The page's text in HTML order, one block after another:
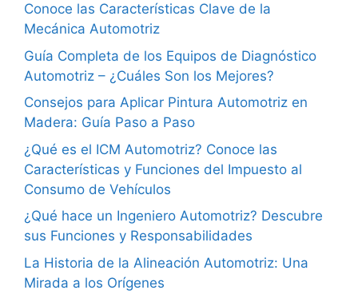
Conoce las Características Clave de la
Mecánica Automotriz
Guía Completa de los Equipos de Diagnóstico
Automotriz – ¿Cuáles Son los Mejores?
Consejos para Aplicar Pintura Automotriz en
Madera: Guía Paso a Paso
¿Qué es el ICM Automotriz? Conoce las
Características y Funciones del Impuesto al
Consumo de Vehículos
¿Qué hace un Ingeniero Automotriz? Descubre
sus Funciones y Responsabilidades
La Historia de la Alineación Automotriz: Una
Mirada a los Orígenes